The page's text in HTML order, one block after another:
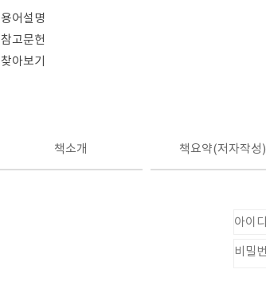
용어설명
참고문헌
찾아보기
책소개 책요약(저자작성)